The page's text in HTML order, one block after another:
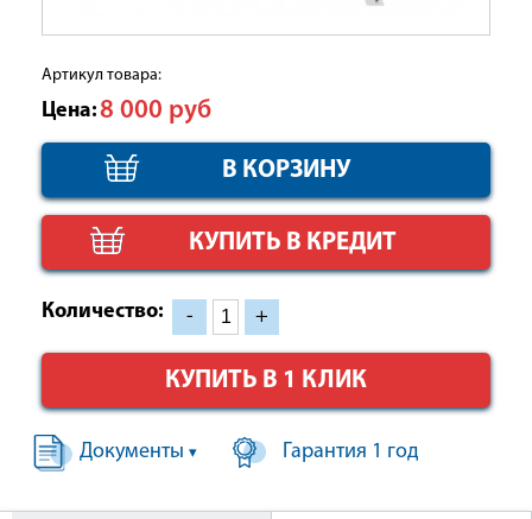
Артикул товара:
Цена:8 000 руб
КУПИТЬ В КРЕДИТ
Количество: - +
КУПИТЬ В 1 КЛИК
Документы ▾ Гарантия 1 год